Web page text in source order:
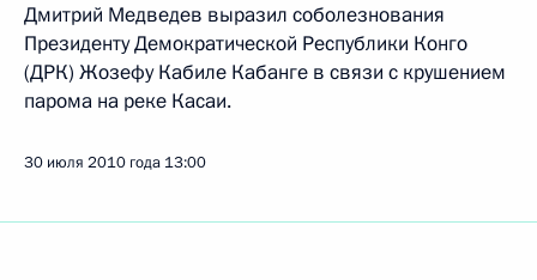
Дмитрий Медведев выразил соболезнования
Президенту Демократической Республики Конго
(ДРК) Жозефу Кабиле Кабанге в связи с крушением
парома на реке Касаи.
30 июля 2010 года 13:00